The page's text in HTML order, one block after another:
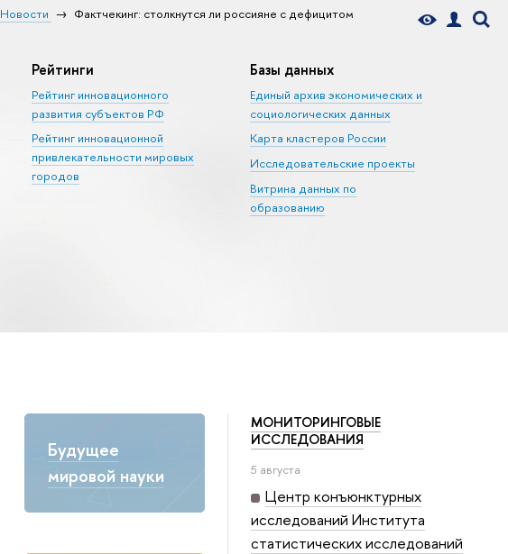
Новости
Фактчекинг: столкнутся ли россияне с дефицитом
Рейтинги
Рейтинг инновационного
развития субъектов РФ
Рейтинг инновационной
привлекательности мировых
городов
Базы данных
Единый архив экономических и
социологических данных
Карта кластеров России
Исследовательские проекты
Витрина данных по
образованию
Будущее
мировой науки
МОНИТОРИНГОВЫЕ
ИССЛЕДОВАНИЯ
5 августа
Центр конъюнктурных
исследований Института
статистических исследований